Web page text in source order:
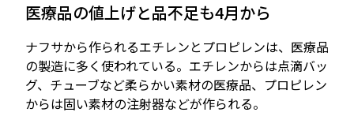
医療品の値上げと品不足も4月から
ナフサから作られるエチレンとプロピレンは、医療品
の製造に多く使われている。エチレンからは点滴バッ
グ、チューブなど柔らかい素材の医療品、プロピレン
からは固い素材の注射器などが作られる。